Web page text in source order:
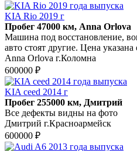
KIA Rio 2019 г
Пробег 47000 км, Anna Orlova
Машина под восстановление,
авто стоят другие. Цена указана
Anna Orlova г.Коломна
600000 ₽
KIA ceed 2014 г
Пробег 255000 км, Дмитрий
Все дефекты видны на фото
Дмитрий г.Красноармейск
600000 ₽